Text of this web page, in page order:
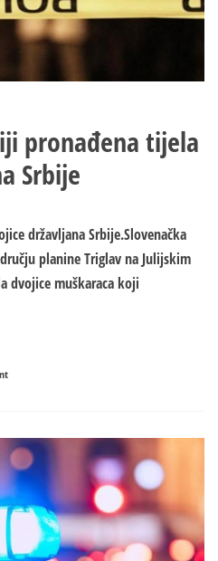
majkom
pronađena tijela
Srbije
državljana Srbije.Slovenačka
planine Triglav na Julijskim
dvojice muškaraca koji
on
pronađena
tijela
dvojice
državljana
Srbije